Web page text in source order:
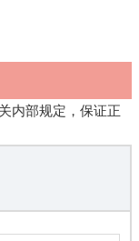
内部规定，保证正